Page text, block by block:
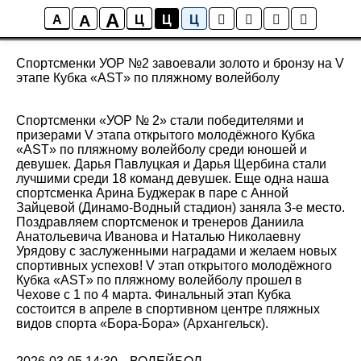
A A A Ц Ц Ц
Новости
Спортсменки УОР №2 завоевали золото и бронзу на V
этапе Кубка «AST» по пляжному волейболу
Спортсменки «УОР № 2» стали победителями и
призерами V этапа открытого молодёжного Кубка
«AST» по пляжному волейболу среди юношей и
девушек. Дарья Павлуцкая и Дарья Щербина стали
лучшими среди 18 команд девушек. Еще одна наша
спортсменка Арина Буджерак в паре с Анной
Зайцевой (Динамо-Водный стадион) заняла 3-е место.
Поздравляем спортсменок и тренеров Даниила
Анатольевича Иванова и Наталью Николаевну
Урядову с заслуженными наградами и желаем новых
спортивных успехов! V этап открытого молодёжного
Кубка «AST» по пляжному волейболу прошел в
Чехове с 1 по 4 марта. Финальный этап Кубка
состоится в апреле в спортивном центре пляжных
видов спорта «Бора-Бора» (Архангельск).